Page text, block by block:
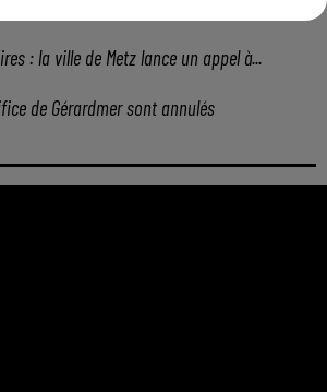
: la ville de Metz lance un appel à...
de Gérardmer sont annulés